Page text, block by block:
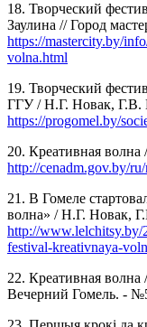
18. Творческий
Заулина // Город
https://mastercity.by/
volna.html
19. Творческий
ГГУ / Н.Г. Новак, Г.В.
https://progomel.by/
20. Креативная
http://cenadm.gov.by/
21. В Гомеле
волна» / Н.Г. Новак,
http://www.lelchitsy.by/
festival-kreativnaya-
22. Креативная
Вечерний Гомель. -